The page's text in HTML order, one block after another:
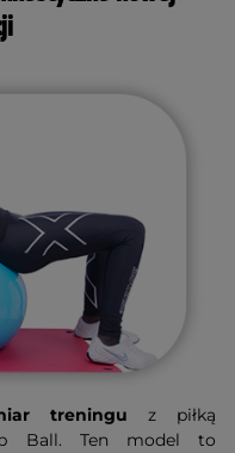
treningu z piłką
Ball. Ten model to